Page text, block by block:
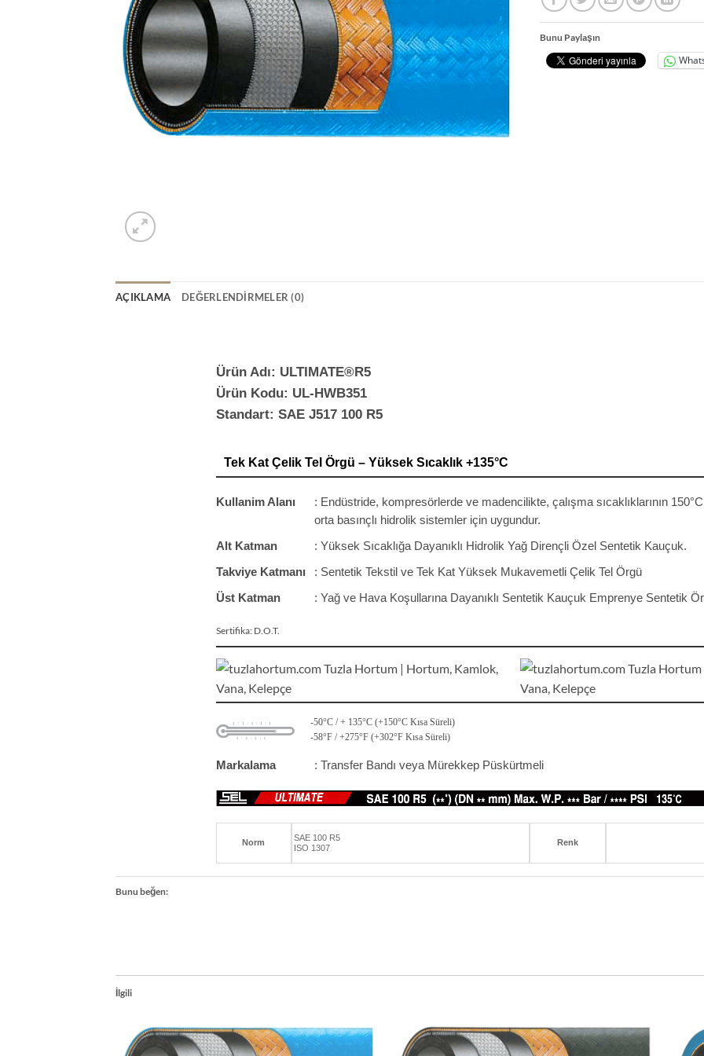
Bunu Paylaşın
AÇIKLAMA DEĞERLENDIRMELER (0)
Ürün Adı: ULTIMATE®R5
Ürün Kodu: UL-HWB351
Standart: SAE J517 100 R5
Tek Kat Çelik Tel Örgü – Yüksek Sıcaklık +135°C
Kullanim Alanı
: Endüstride, kompresörlerde ve madencilikte, çalışma sıcaklıklarının
orta basınçlı hidrolik sistemler için uygundur.
Alt Katman : Yüksek Sıcaklığa Dayanıklı Hidrolik Yağ Dirençli Özel Sentetik Kauçuk.
Takviye Katmanı : Sentetik Tekstil ve Tek Kat Yüksek Mukavemetli Çelik Tel Örgü
Üst Katman : Yağ ve Hava Koşullarına Dayanıklı Sentetik Kauçuk Emprenye Sentetik
Sertifika: D.O.T.
-50°C / + 135°C (+150°C Kısa Süreli)
-58°F / +275°F (+302°F Kısa Süreli)
Markalama : Transfer Bandı veya Mürekkep Püskürtmeli
Norm
SAE 100 R5
ISO 1307
Renk
Bunu beğen:
İlgili